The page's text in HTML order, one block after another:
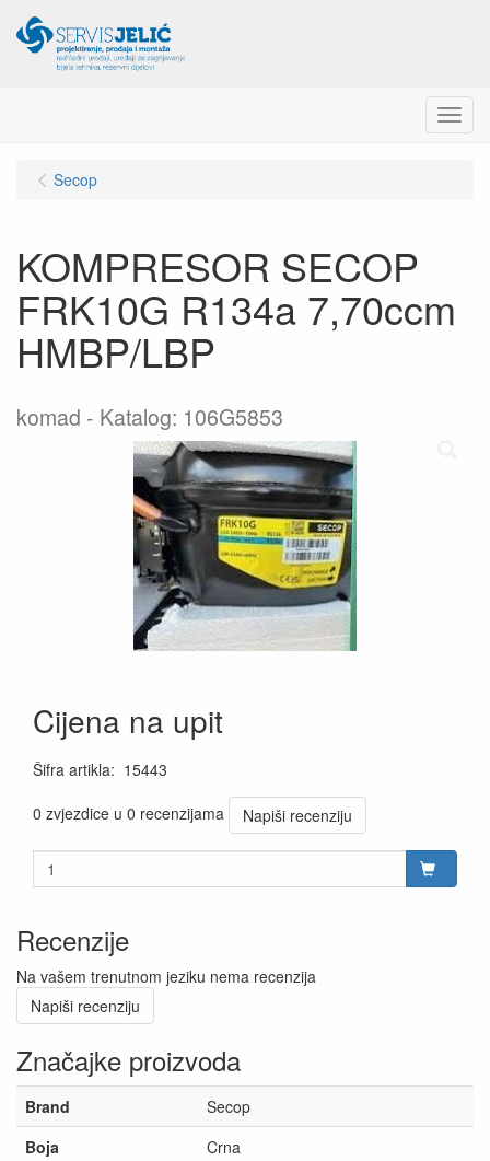
Menu
Secop
KOMPRESOR SECOP
FRK10G R134a 7,70ccm
HMBP/LBP
komad Katalog: 106G5853
Cijena na upit
Šifra artikla: 15443
0 zvjezdice u 0 recenzijama
Napiši recenziju
Recenzije
Na vašem trenutnom jeziku nema recenzija
Napiši recenziju
Značajke proizvoda
Brand
Secop
Boja
Crna